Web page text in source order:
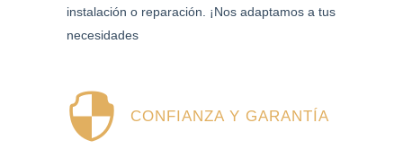
instalación o reparación. ¡Nos adaptamos a tus
necesidades
CONFIANZA Y GARANTÍA